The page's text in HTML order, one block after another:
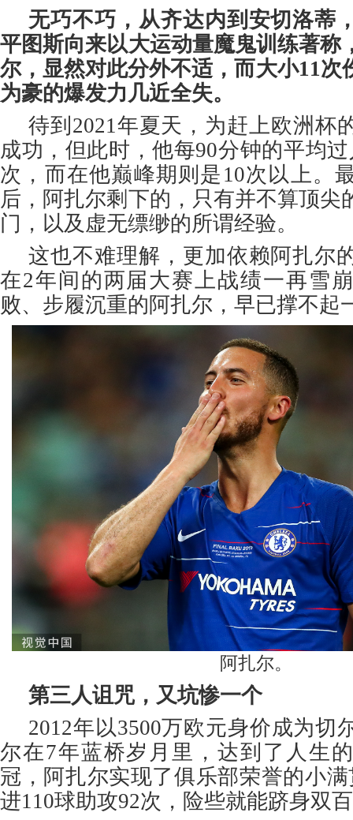
无巧不巧，从齐达内到安切洛蒂
平图斯向来以大运动量魔鬼训练著称
尔，显然对此分外不适，而大小11次
为豪的爆发力几近全失。
待到2021年夏天，为赶上欧洲杯
成功，但此时，他每90分钟的平均
次，而在他巅峰期则是10次以上。
后，阿扎尔剩下的，只有并不算顶尖
门，以及虚无缥缈的所谓经验。
这也不难理解，更加依赖阿扎尔
在2年间的两届大赛上战绩一再雪
败、步履沉重的阿扎尔，早已撑不起
阿扎尔。
第三人诅咒，又坑惨一个
2012年以3500万欧元身价成为切
尔在7年蓝桥岁月里，达到了人生
冠，阿扎尔实现了俱乐部荣誉的小
进110球助攻92次，险些就能跻身双